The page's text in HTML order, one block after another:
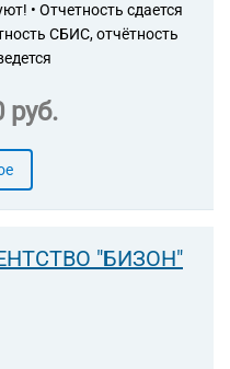
• Отчетность сдается
СБИС, отчётность
руб.
"БИЗОН"